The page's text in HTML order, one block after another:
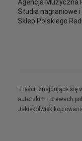
Agencja Muzyczna
Studia nagraniowe
Sklep Polskiego
Treści, znajdujące się
autorskim i prawach
Jakiekolwiek